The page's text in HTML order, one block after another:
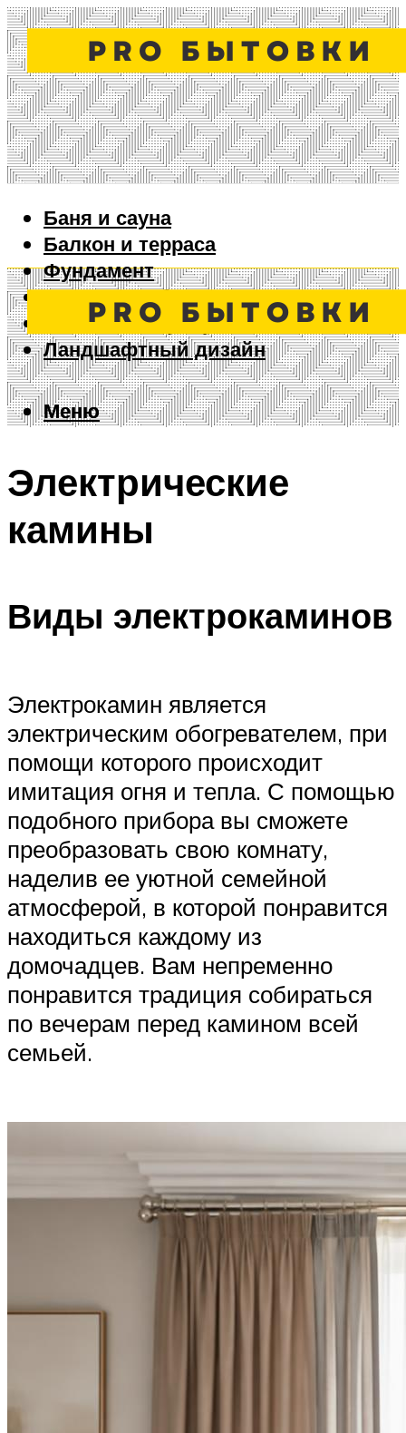
Баня и сауна
Балкон и терраса
Фундамент
Ворота и забор
Дизайн интерьера
Ландшафтный дизайн
Меню
Меню
Электрические
камины
Виды электрокаминов
Электрокамин является
электрическим обогревателем, при
помощи которого происходит
имитация огня и тепла. С помощью
подобного прибора вы сможете
преобразовать свою комнату,
наделив ее уютной семейной
атмосферой, в которой понравится
находиться каждому из
домочадцев. Вам непременно
понравится традиция собираться
по вечерам перед камином всей
семьей.